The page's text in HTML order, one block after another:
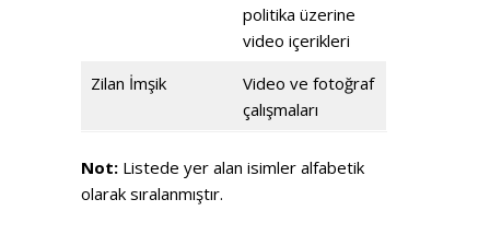
politika üzerine
video içerikleri
Zilan İmşik
Video ve fotoğraf
çalışmaları
Not: Listede yer alan isimler alfabetik
olarak sıralanmıştır.